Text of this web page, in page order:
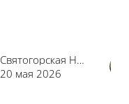
Святогорская Наталья Владимировна
20 мая 2026